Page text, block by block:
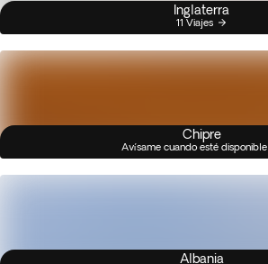
Inglaterra
11 Viajes
Chipre
Avísame cuando esté disponible
Albania